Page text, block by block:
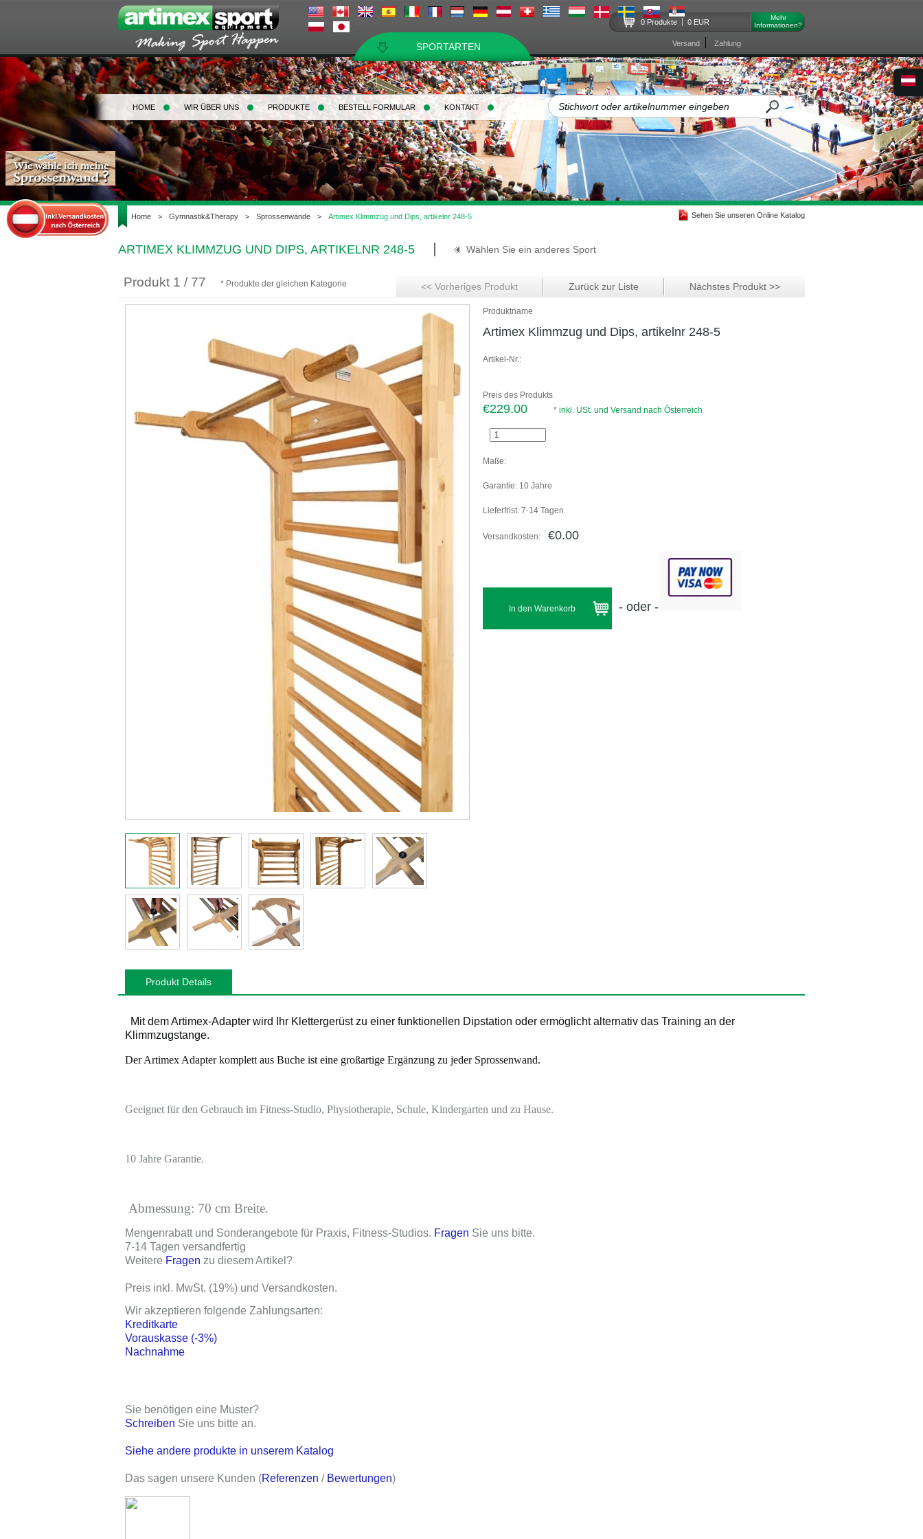
SPORTARTEN
0 Produkte 0 EUR
Mehr
Informationen?
Versand Zahlung
HOME WIR ÜBER UNS PRODUKTE BESTELL FORMULAR KONTAKT
Home > Gymnastik&Therapy > Sprossenwände > Artimex Klimmzug und Dips, artikelnr 248-5 Sehen Sie unseren Online Katalog
ARTIMEX KLIMMZUG UND DIPS, ARTIKELNR 248-5 Wählen Sie ein anderes Sport
Produkt 1 / 77 * Produkte der gleichen Kategorie << Vorheriges Produkt Zurück zur Liste Nächstes Produkt >>
Produktname
Artimex Klimmzug und Dips, artikelnr 248-5
Artikel-Nr.:
Preis des Produkts
€229.00 * inkl. USt. und Versand nach Österreich
Maße:
Garantie: 10 Jahre
Lieferfrist: 7-14 Tagen
Versandkosten: €0.00
- oder -
Produkt Details
Mit dem Artimex-Adapter wird Ihr Klettergerüst zu einer funktionellen Dipstation oder ermöglicht alternativ das Training an der
Klimmzugstange.
Der Artimex Adapter komplett aus Buche ist eine großartige Ergänzung zu jeder Sprossenwand.
Geeignet für den Gebrauch im Fitness-Studio, Physiotherapie, Schule, Kindergarten und zu Hause.
10 Jahre Garantie.
Abmessung: 70 cm Breite.
Mengenrabatt und Sonderangebote für Praxis, Fitness-Studios. Fragen Sie uns bitte.
7-14 Tagen versandfertig
Weitere Fragen zu diesem Artikel?
Preis inkl. MwSt. (19%) und Versandkosten.
Wir akzeptieren folgende Zahlungsarten:
Kreditkarte
Vorauskasse (-3%)
Nachnahme
Sie benötigen eine Muster?
Schreiben Sie uns bitte an.
Siehe andere produkte in unserem Katalog
Das sagen unsere Kunden (Referenzen / Bewertungen)